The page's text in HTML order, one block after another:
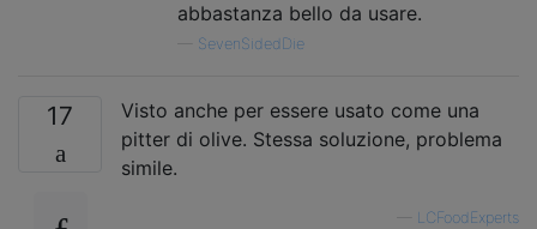
abbastanza bello da usare.
SevenSidedDie
17
Visto anche per essere usato come una
pitter di olive. Stessa soluzione, problema
simile.
LCFoodExperts